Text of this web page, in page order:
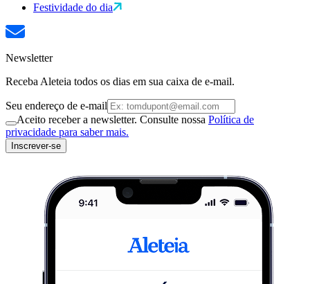
Festividade do dia
Newsletter
Receba Aleteia todos os dias em sua caixa de e-mail.
Seu endereço de e-mail
Aceito receber a newsletter. Consulte nossa Política de
privacidade para saber mais.
Inscrever-se